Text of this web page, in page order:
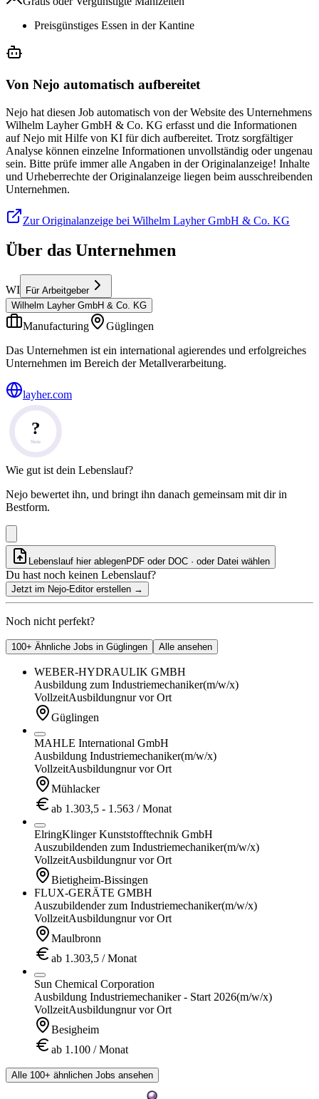
Preisgünstiges Essen in der Kantine
Von Nejo automatisch aufbereitet
Nejo hat diesen Job automatisch von der Website des Unternehmens
Wilhelm Layher GmbH & Co. KG erfasst und die Informationen
auf Nejo mit Hilfe von KI für dich aufbereitet. Trotz sorgfältiger
Analyse können einzelne Informationen unvollständig oder ungenau
sein. Bitte prüfe immer alle Angaben in der Originalanzeige! Inhalte
und Urheberrechte der Originalanzeige liegen beim ausschreibenden
Unternehmen.
Zur Originalanzeige bei Wilhelm Layher GmbH & Co. KG
Über das Unternehmen
WI
Für Arbeitgeber
Wilhelm Layher GmbH & Co. KG
Manufacturing
Güglingen
Das Unternehmen ist ein international agierendes und erfolgreiches
Unternehmen im Bereich der Metallverarbeitung.
layher.com
?
Note
Wie gut ist dein Lebenslauf?
Nejo bewertet ihn, und bringt ihn danach gemeinsam mit dir in
Bestform.
Lebenslauf hier ablegenPDF oder DOC · oder Datei wählen
Du hast noch keinen Lebenslauf?
Jetzt im Nejo-Editor erstellen →
Noch nicht perfekt?
100+ Ähnliche Jobs in Güglingen Alle ansehen
WEBER-HYDRAULIK GMBH
Ausbildung zum Industriemechaniker(m/w/x)
VollzeitAusbildungnur vor Ort
Güglingen
MAHLE International GmbH
Ausbildung Industriemechaniker(m/w/x)
VollzeitAusbildungnur vor Ort
Mühlacker
ab 1.303,5 - 1.563 / Monat
ElringKlinger Kunststofftechnik GmbH
Auszubildenden zum Industriemechaniker(m/w/x)
VollzeitAusbildungnur vor Ort
Bietigheim-Bissingen
FLUX-GERÄTE GMBH
Auszubildender zum Industriemechaniker(m/w/x)
VollzeitAusbildungnur vor Ort
Maulbronn
ab 1.303,5 / Monat
Sun Chemical Corporation
Ausbildung Industriemechaniker - Start 2026(m/w/x)
VollzeitAusbildungnur vor Ort
Besigheim
ab 1.100 / Monat
Alle 100+ ähnlichen Jobs ansehen